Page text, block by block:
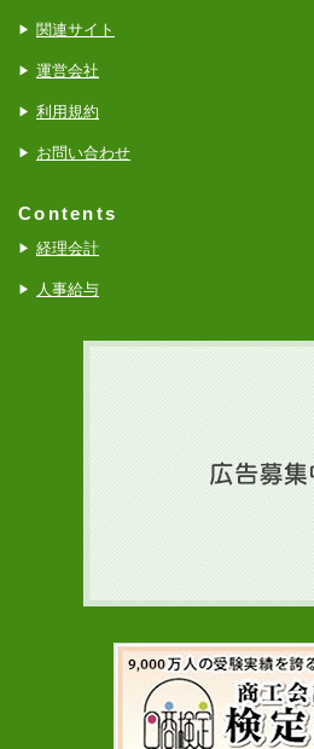
関連サイト
運営会社
利用規約
お問い合わせ
Contents
経理会計
人事給与